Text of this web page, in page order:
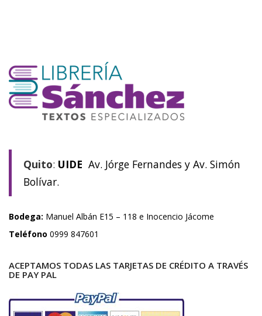
Quito: UIDE Av. Jórge Fernandes y Av. Simón
Bolívar.
Bodega: Manuel Albán E15 – 118 e Inocencio Jácome
Teléfono 0999 847601
ACEPTAMOS TODAS LAS TARJETAS DE CRÉDITO A TRAVÉS
DE PAY PAL